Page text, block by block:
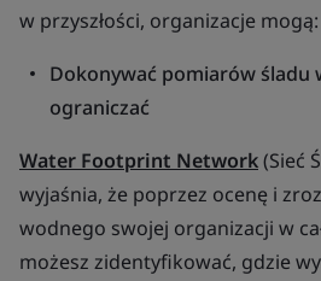
w przyszłości, organizacje mogą:
Dokonywać pomiarów śladu
ograniczać
Water Footprint Network(Sieć
wyjaśnia, że poprzez ocenę i
wodnego swojej organizacji w
możesz zidentyfikować, gdzie